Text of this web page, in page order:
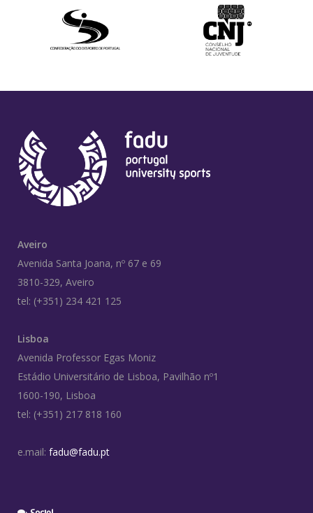
Aveiro
Avenida Santa Joana, nº 67 e 69
3810-329, Aveiro
tel: (+351) 234 421 125
Lisboa
Avenida Professor Egas Moniz
Estádio Universitário de Lisboa, Pavilhão nº1
1600-190, Lisboa
tel: (+351) 217 818 160
e.mail: fadu@fadu.pt